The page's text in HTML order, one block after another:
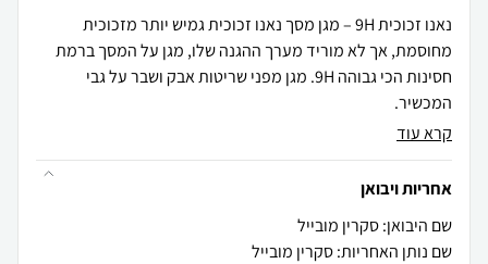
נאנו זכוכית 9H – מגן מסך נאנו זכוכית גמיש יותר מזכוכית
מחוסמת, אך לא מוריד מערך ההגנה שלו, מגן על המסך ברמת
חסינות הכי גבוהה 9H. מגן מפני שריטות אבק ושבר על גבי
המכשיר.
קרא עוד
אחריות ויבואן
שם היבואן: סקרין מובייל
שם נותן האחריות: סקרין מובייל